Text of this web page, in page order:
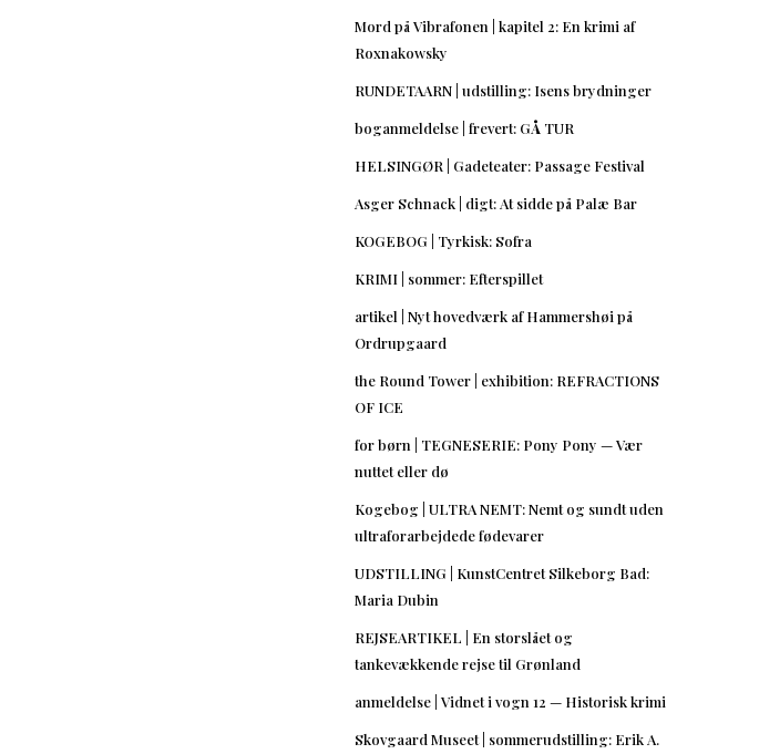
Mord på Vibrafonen | kapitel 2: En krimi af
Roxnakowsky
RUNDETAARN | udstilling: Isens brydninger
boganmeldelse | frevert: GÅ TUR
HELSINGØR | Gadeteater: Passage Festival
Asger Schnack | digt: At sidde på Palæ Bar
KOGEBOG | Tyrkisk: Sofra
KRIMI | sommer: Efterspillet
artikel | Nyt hovedværk af Hammershøi på
Ordrupgaard
the Round Tower | exhibition: REFRACTIONS
OF ICE
for børn | TEGNESERIE: Pony Pony — Vær
nuttet eller dø
Kogebog | ULTRA NEMT: Nemt og sundt uden
ultraforarbejdede fødevarer
UDSTILLING | KunstCentret Silkeborg Bad:
Maria Dubin
REJSEARTIKEL | En storslået og
tankevækkende rejse til Grønland
anmeldelse | Vidnet i vogn 12 — Historisk krimi
Skovgaard Museet | sommerudstilling: Erik A.